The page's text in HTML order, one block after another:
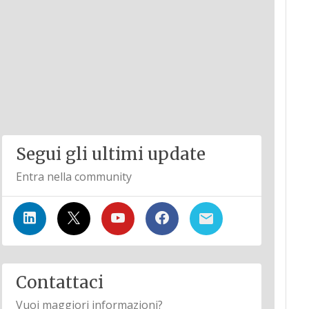
Segui gli ultimi update
Entra nella community
Contattaci
Vuoi maggiori informazioni?